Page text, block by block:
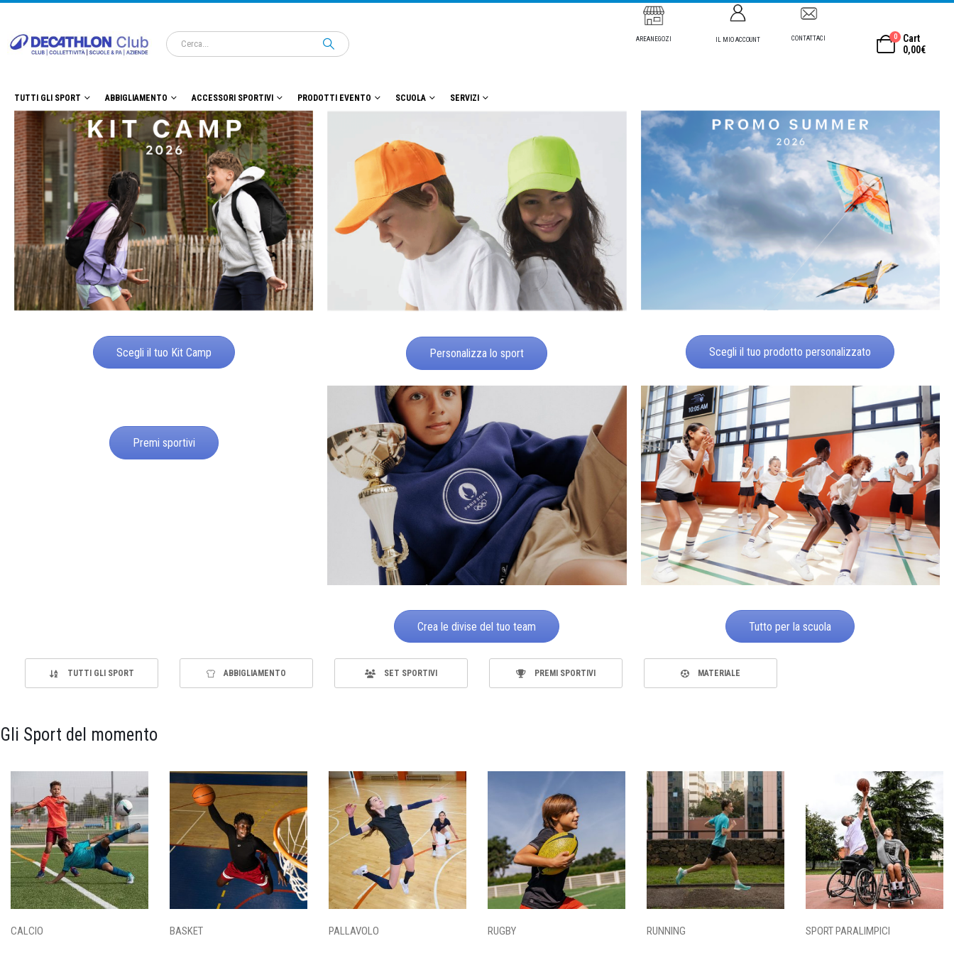
AREANEGOZI IL MIO ACCOUNT CONTATTACI 0
Cart
0,00€
TUTTI GLI SPORT ABBIGLIAMENTO ACCESSORI SPORTIVI PRODOTTI EVENTO SCUOLA SERVIZI
Scegli il tuo Kit Camp Personalizza lo sport Scegli il tuo prodotto personalizzato
Premi sportivi
Crea le divise del tuo team Tutto per la scuola
TUTTI GLI SPORT ABBIGLIAMENTO SET SPORTIVI PREMI SPORTIVI MATERIALE
Gli Sport del momento
CALCIO BASKET PALLAVOLO RUGBY RUNNING SPORT PARALIMPICI